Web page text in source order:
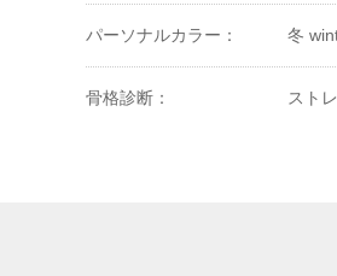
パーソナルカラー： 冬
骨格診断： スト